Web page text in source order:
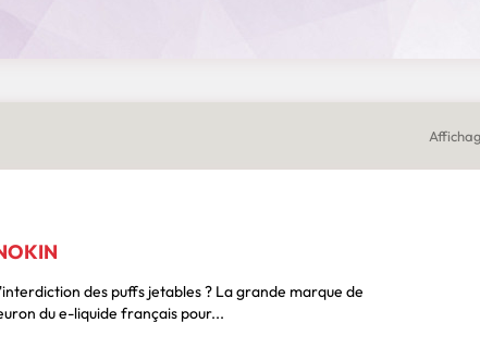
des puffs jetables ? La grande marque de
du e-liquide français pour...